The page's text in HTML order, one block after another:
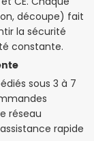
découpe) fait
la sécurité
constante.
sous 3 à 7
réseau
rapide